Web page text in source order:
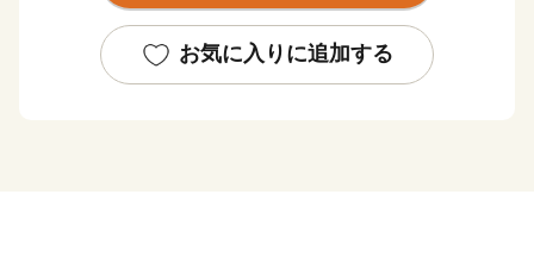
お気に入りに追加する